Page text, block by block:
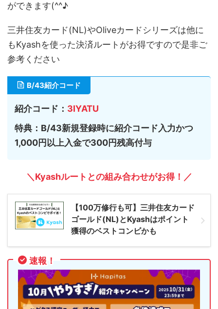
ができます(^^♪
三井住友カード(NL)やOliveカードシリーズは他に
もKyashを使った決済ルートがお得ですので是非ご
参考ください
B/43紹介コード
紹介コード： 3IYATU
特典：B/43新規登録時に紹介コード入力かつ
1,000円以上入金で300円残高付与
＼Kyashルートとの組み合わせがお得！／
【100万修行も可】三井住友カード
ゴールド(NL)とKyashはポイント
獲得のベストコンビかも
速報！